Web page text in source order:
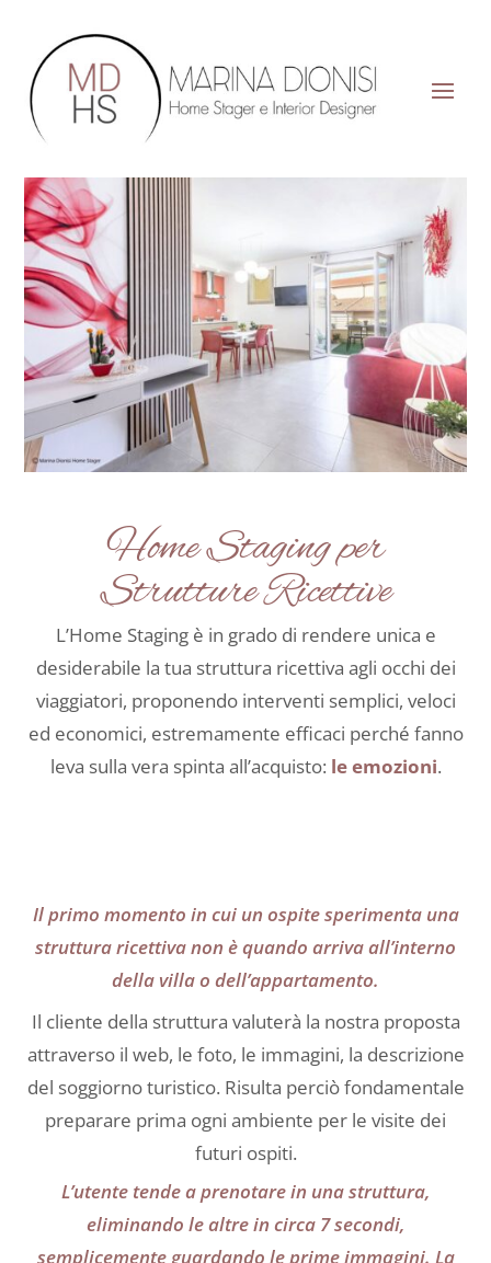
Home Staging per
Strutture Ricettive
L’Home Staging è in grado di rendere unica e
desiderabile la tua struttura ricettiva agli occhi dei
viaggiatori, proponendo interventi semplici, veloci
ed economici, estremamente efficaci perché fanno
leva sulla vera spinta all’acquisto: le emozioni.
Il primo momento in cui un ospite sperimenta una
struttura ricettiva non è quando arriva all’interno
della villa o dell’appartamento.
Il cliente della struttura valuterà la nostra proposta
attraverso il web, le foto, le immagini, la descrizione
del soggiorno turistico. Risulta perciò fondamentale
preparare prima ogni ambiente per le visite dei
futuri ospiti.
L’utente tende a prenotare in una struttura,
eliminando le altre in circa 7 secondi,
semplicemente guardando le prime immagini. La